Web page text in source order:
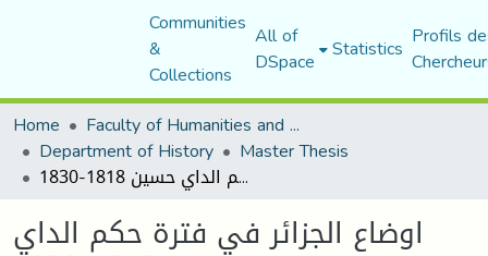
Communities
&
Collections
All of
DSpace Statistics Profils
Home
Faculty of Humanities and Social Sciences
Department of History Master Thesis
اوضاع الجزائر في فترة حكم الداي حسين 1818-1830
اوضاع الجزائر في فترة حكم الداي